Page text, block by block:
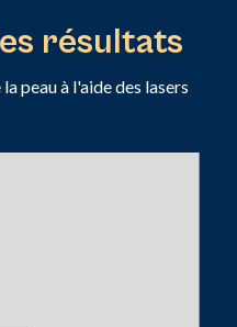
résultats
peau à l'aide des lasers